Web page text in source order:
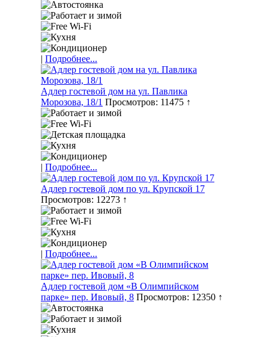
| Подробнее...
Адлер гостевой дом на ул. Павлика
Морозова, 18/1 Просмотров: 11475 ↑
| Подробнее...
Адлер гостевой дом по ул. Крупской 17
Просмотров: 12273 ↑
| Подробнее...
Адлер гостевой дом «В Олимпийском
парке» пер. Ивовый, 8 Просмотров: 12350 ↑